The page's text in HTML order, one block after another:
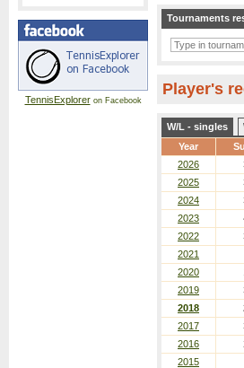
TennisExploreron Facebook
Tournaments
Player's
W/L - singles
Year
2026
2025
2024
2023
2022
2021
2020
2019
2018
2017
2016
2015